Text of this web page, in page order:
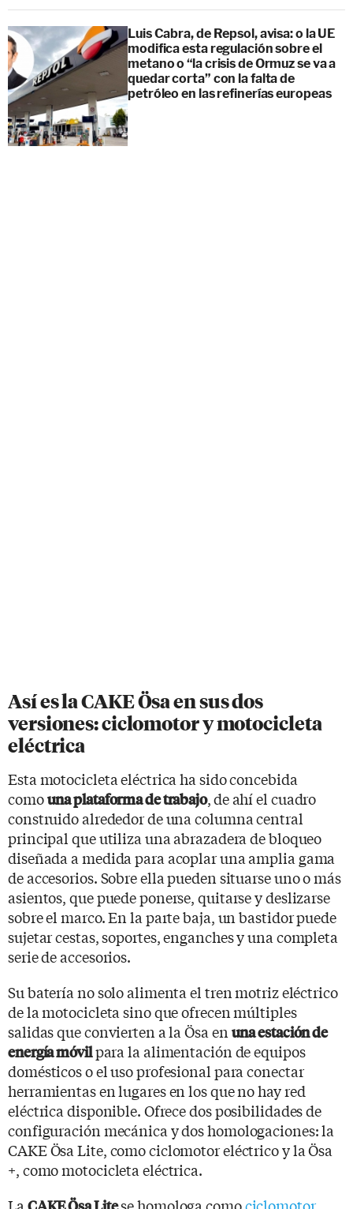
Luis Cabra, de Repsol, avisa: o la UE
modifica esta regulación sobre el
metano o “la crisis de Ormuz se va a
quedar corta” con la falta de
petróleo en las refinerías europeas
Así es la CAKE Ösa en sus dos
versiones: ciclomotor y motocicleta
eléctrica
Esta motocicleta eléctrica ha sido concebida
comouna plataforma de trabajo,de ahí el cuadro
construido alrededor de una columna central
principal que utiliza una abrazadera de bloqueo
diseñada a medida para acoplar una amplia gama
de accesorios. Sobre ella pueden situarse uno o más
asientos, que puede ponerse, quitarse y deslizarse
sobre el marco. En la parte baja, un bastidor puede
sujetar cestas, soportes, enganches y una completa
serie de accesorios.
Su batería no solo alimenta el tren motriz eléctrico
de la motocicleta sino que ofrecen múltiples
salidas que convierten a la Ösa en una estación de
energía móvilpara la alimentación de equipos
domésticos o el uso profesional para conectar
herramientas en lugares en los que no hay red
eléctrica disponible. Ofrece dos posibilidades de
configuración mecánica y dos homologaciones: la
CAKE Ösa Lite, como ciclomotor eléctrico y la Ösa
+, como motocicleta eléctrica.
La
se homologa comociclomotor